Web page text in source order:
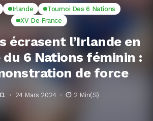
Irlande
Tournoi Des 6 Nations
XV De France
écrasent l’Irlande en
6 Nations féminin :
de force
24 Mars 2024 2 Min(s)